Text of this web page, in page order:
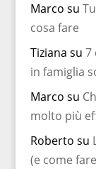
Marco su
cosa fare
Tiziana su 7
in famiglia
Marco su
molto più
Roberto su
(e come